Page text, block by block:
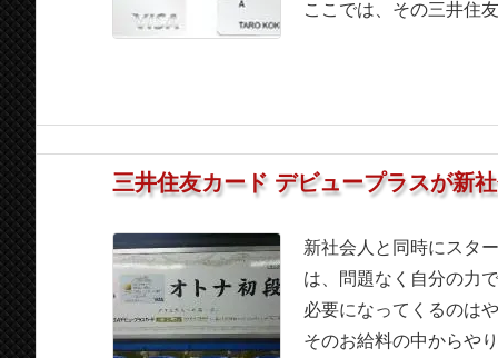
ここでは、その三井住
三井住友カード デビュープラスが新
新社会人と同時にスタ
は、問題なく自分の力
必要になってくるのは
そのお給料の中からや